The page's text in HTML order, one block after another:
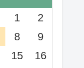
1
2
8
9
15
16